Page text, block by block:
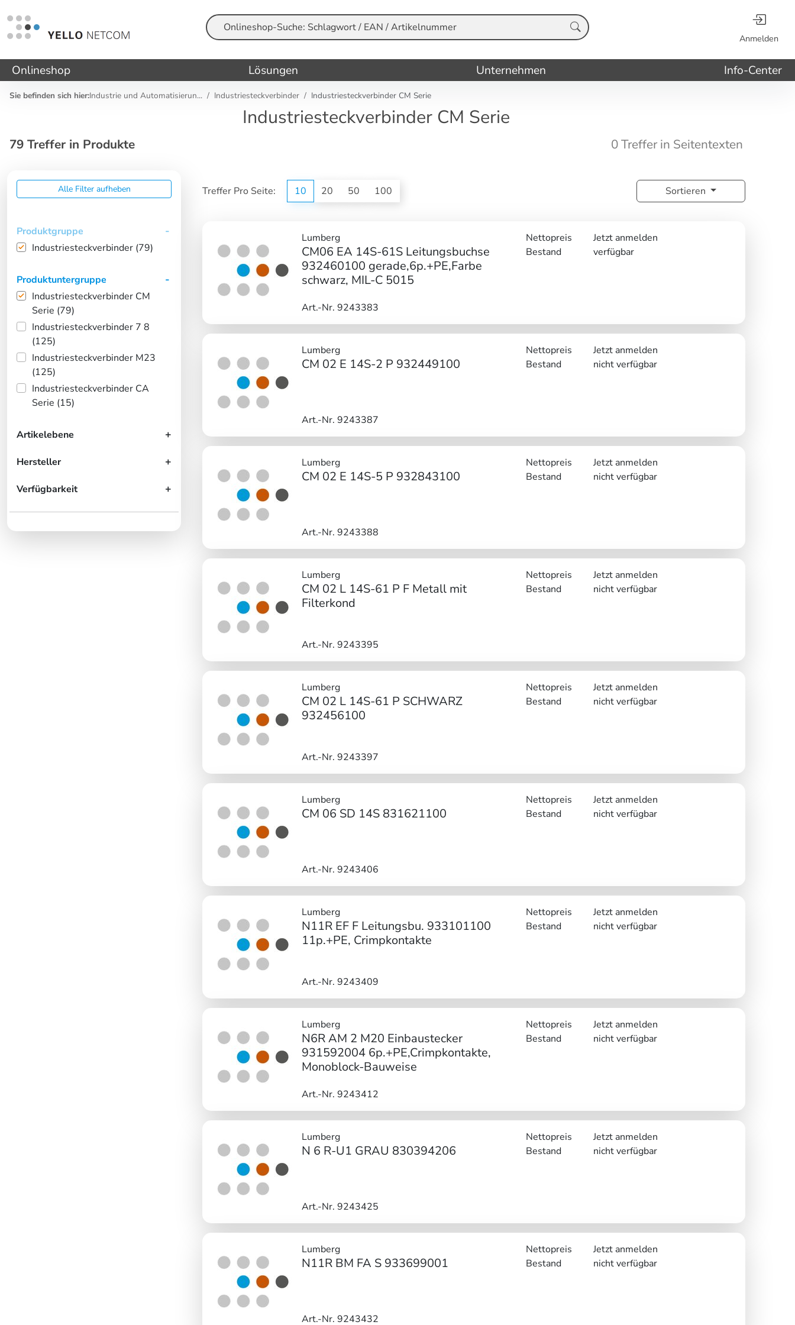
Suche Anmelden
Onlineshop Lösungen Unternehmen Info-Center
Sie befinden sich hier:Industrie und Automatisierun... Industriesteckverbinder Industriesteckverbinder CM Serie
Industriesteckverbinder CM Serie
79 Treffer in Produkte 0 Treffer in Seitentexten
Alle Filter aufheben
Produktgruppe
Industriesteckverbinder (79)
Produktuntergruppe
Industriesteckverbinder CM
Serie (79)
Industriesteckverbinder 7 8
(125)
Industriesteckverbinder M23
(125)
Industriesteckverbinder CA
Serie (15)
Artikelebene
Hersteller
Verfügbarkeit
Treffer Pro Seite: 10 20 50 100 Sortieren
Lumberg
CM06 EA 14S-61S Leitungsbuchse
932460100 gerade,6p.+PE,Farbe
schwarz, MIL-C 5015
Art.-Nr. 9243383
Nettopreis
Jetzt anmelden
Bestand
verfügbar
Lumberg
CM 02 E 14S-2 P 932449100
Art.-Nr. 9243387
Nettopreis
Jetzt anmelden
Bestand
nicht verfügbar
Lumberg
CM 02 E 14S-5 P 932843100
Art.-Nr. 9243388
Nettopreis
Jetzt anmelden
Bestand
nicht verfügbar
Lumberg
CM 02 L 14S-61 P F Metall mit
Filterkond
Art.-Nr. 9243395
Nettopreis
Jetzt anmelden
Bestand
nicht verfügbar
Lumberg
CM 02 L 14S-61 P SCHWARZ
932456100
Art.-Nr. 9243397
Nettopreis
Jetzt anmelden
Bestand
nicht verfügbar
Lumberg
CM 06 SD 14S 831621100
Art.-Nr. 9243406
Nettopreis
Jetzt anmelden
Bestand
nicht verfügbar
Lumberg
N11R EF F Leitungsbu. 933101100
11p.+PE, Crimpkontakte
Art.-Nr. 9243409
Nettopreis
Jetzt anmelden
Bestand
nicht verfügbar
Lumberg
N6R AM 2 M20 Einbaustecker
931592004 6p.+PE,Crimpkontakte,
Monoblock-Bauweise
Art.-Nr. 9243412
Nettopreis
Jetzt anmelden
Bestand
nicht verfügbar
Lumberg
N 6 R-U1 GRAU 830394206
Art.-Nr. 9243425
Nettopreis
Jetzt anmelden
Bestand
nicht verfügbar
Lumberg
N11R BM FA S 933699001
Art.-Nr. 9243432
Nettopreis
Jetzt anmelden
Bestand
nicht verfügbar